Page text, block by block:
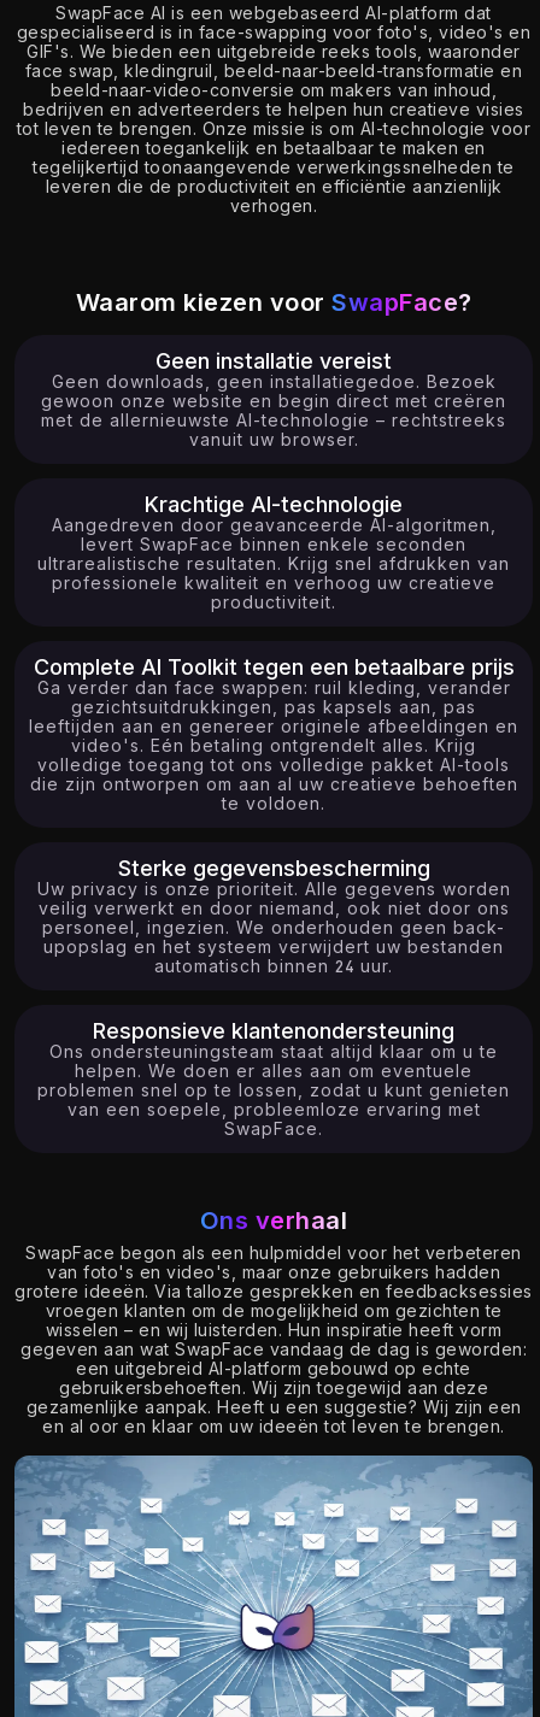
SwapFace AI is een webgebaseerd AI-platform dat
gespecialiseerd is in face-swapping voor foto's, video's en
GIF's. We bieden een uitgebreide reeks tools, waaronder
face swap, kledingruil, beeld-naar-beeld-transformatie en
beeld-naar-video-conversie om makers van inhoud,
bedrijven en adverteerders te helpen hun creatieve visies
tot leven te brengen. Onze missie is om AI-technologie voor
iedereen toegankelijk en betaalbaar te maken en
tegelijkertijd toonaangevende verwerkingssnelheden te
leveren die de productiviteit en efficiëntie aanzienlijk
verhogen.
Waarom kiezen voor SwapFace?
Geen installatie vereist
Geen downloads, geen installatiegedoe. Bezoek
gewoon onze website en begin direct met creëren
met de allernieuwste AI-technologie – rechtstreeks
vanuit uw browser.
Krachtige AI-technologie
Aangedreven door geavanceerde AI-algoritmen,
levert SwapFace binnen enkele seconden
ultrarealistische resultaten. Krijg snel afdrukken van
professionele kwaliteit en verhoog uw creatieve
productiviteit.
Complete AI Toolkit tegen een betaalbare prijs
Ga verder dan face swappen: ruil kleding, verander
gezichtsuitdrukkingen, pas kapsels aan, pas
leeftijden aan en genereer originele afbeeldingen en
video's. Eén betaling ontgrendelt alles. Krijg
volledige toegang tot ons volledige pakket AI-tools
die zijn ontworpen om aan al uw creatieve behoeften
te voldoen.
Sterke gegevensbescherming
Uw privacy is onze prioriteit. Alle gegevens worden
veilig verwerkt en door niemand, ook niet door ons
personeel, ingezien. We onderhouden geen back-
upopslag en het systeem verwijdert uw bestanden
automatisch binnen 24 uur.
Responsieve klantenondersteuning
Ons ondersteuningsteam staat altijd klaar om u te
helpen. We doen er alles aan om eventuele
problemen snel op te lossen, zodat u kunt genieten
van een soepele, probleemloze ervaring met
SwapFace.
Ons verhaal
SwapFace begon als een hulpmiddel voor het verbeteren
van foto's en video's, maar onze gebruikers hadden
grotere ideeën. Via talloze gesprekken en feedbacksessies
vroegen klanten om de mogelijkheid om gezichten te
wisselen – en wij luisterden. Hun inspiratie heeft vorm
gegeven aan wat SwapFace vandaag de dag is geworden:
een uitgebreid AI-platform gebouwd op echte
gebruikersbehoeften. Wij zijn toegewijd aan deze
gezamenlijke aanpak. Heeft u een suggestie? Wij zijn een
en al oor en klaar om uw ideeën tot leven te brengen.